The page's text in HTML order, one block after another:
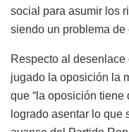
social para asumir los
siendo un problema de
Respecto al
jugado la oposición la
que “la oposición tiene
logrado asentar lo que